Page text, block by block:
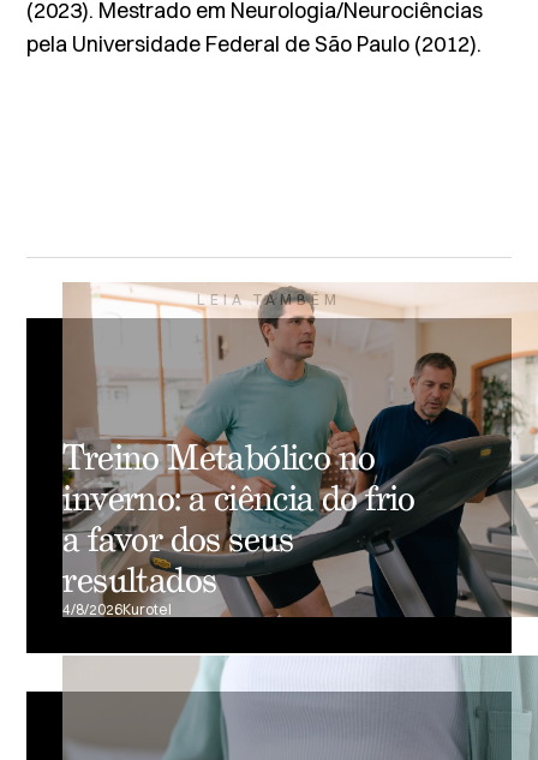
(2023). Mestrado em Neurologia/Neurociências
pela Universidade Federal de São Paulo (2012).
LEIA TAMBÉM
Treino Metabólico no
inverno: a ciência do frio
a favor dos seus
resultados
4/8/2026Kurotel